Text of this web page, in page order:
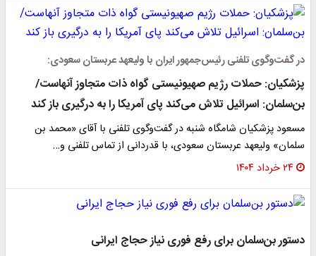
در گفت‌وگوی تلفنی رئیس‌جمهور ایران با ولیعهد عربستان سعودی:
پزشکیان: حملات رژیم صهیونیستی گواه ذات متجاوز آنهاست/
بن‌سلمان: اسرائیل تلاش می‌کند پای آمریکا را به درگیری باز کند
مسعود پزشکیان شامگاه شنبه در گفت‌وگوی تلفنی با آقای «محمد بن
سلمان» ولیعهد عربستان سعودی، با قدردانی از تماس تلفنی و…
۲۴ خرداد ۱۴۰۴
دستور بن‌سلمان برای رفع فوری نیاز حجاج ایرانی